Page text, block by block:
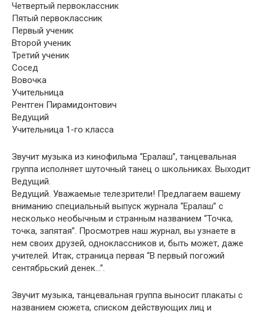
Четвертый первоклассник
Пятый первоклассник
Первый ученик
Второй ученик
Третий ученик
Сосед
Вовочка
Учительница
Рентген Пирамидонтович
Ведущий
Учительница 1-го класса
Звучит музыка из кинофильма “Ералаш”, танцевальная
группа исполняет шуточный танец о школьниках. Выходит
Ведущий.
Ведущий. Уважаемые телезрители! Предлагаем вашему
вниманию специальный выпуск журнала “Ералаш” с
несколько необычным и странным названием “Точка,
точка, запятая”. Просмотрев наш журнал, вы узнаете в
нем своих друзей, одноклассников и, быть может, даже
учителей. Итак, страница первая “В первый погожий
сентябрьский денек…”.
Звучит музыка, танцевальная группа выносит плакаты с
названием сюжета, списком действующих лиц и